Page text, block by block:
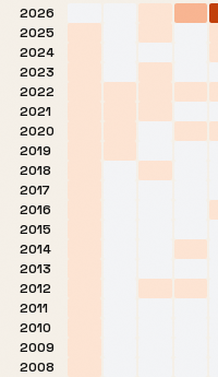
2026
2025
2024
2023
2022
2021
2020
2019
2018
2017
2016
2015
2014
2013
2012
2011
2010
2009
2008